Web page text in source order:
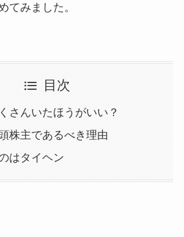
てみました。
目次
さんいたほうがいい？
株主であるべき理由
はタイヘン